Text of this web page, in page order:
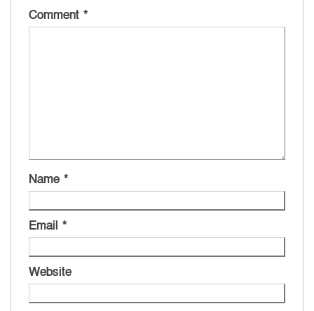
Comment *
Name *
Email *
Website